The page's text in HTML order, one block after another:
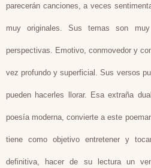
parecerán canciones, a veces
muy originales. Sus temas son
perspectivas. Emotivo, conmovedor y
vez profundo y superficial. Sus versos
pueden hacerles llorar. Esa extraña
poesía moderna, convierte a este
tiene como objetivo entretener y
definitiva, hacer de su lectura un